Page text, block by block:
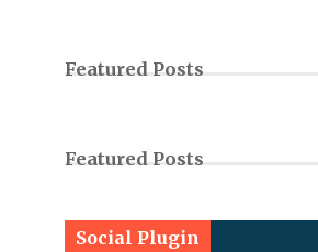
Featured Posts
Featured Posts
Social Plugin